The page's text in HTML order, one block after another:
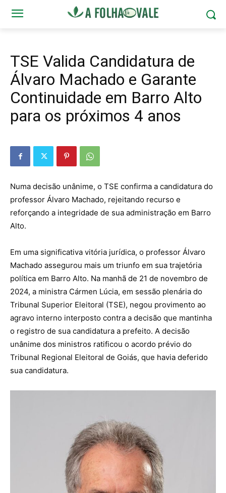
TSE Valida Candidatura de
Álvaro Machado e Garante
Continuidade em Barro Alto
para os próximos 4 anos
Numa decisão unânime, o TSE confirma a candidatura do
professor Álvaro Machado, rejeitando recurso e
reforçando a integridade de sua administração em Barro
Alto.
Em uma significativa vitória jurídica, o professor Álvaro
Machado assegurou mais um triunfo em sua trajetória
política em Barro Alto. Na manhã de 21 de novembro de
2024, a ministra Cármen Lúcia, em sessão plenária do
Tribunal Superior Eleitoral (TSE), negou provimento ao
agravo interno interposto contra a decisão que mantinha
o registro de sua candidatura a prefeito. A decisão
unânime dos ministros ratificou o acordo prévio do
Tribunal Regional Eleitoral de Goiás, que havia deferido
sua candidatura.